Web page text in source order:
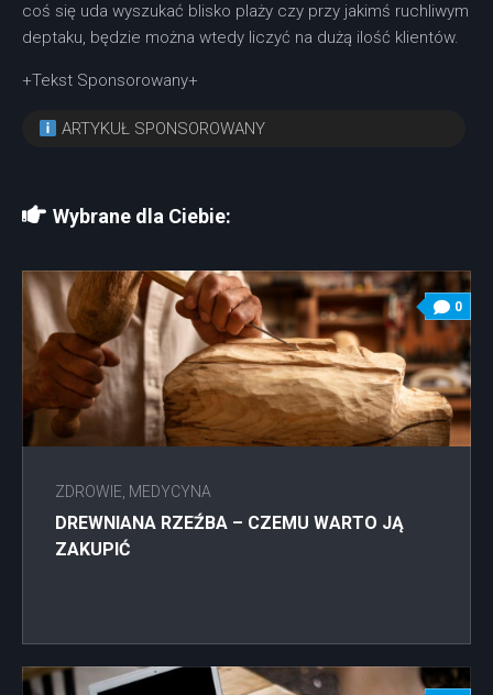
coś się uda wyszukać blisko plaży czy przy jakimś ruchliwym
deptaku, będzie można wtedy liczyć na dużą ilość klientów.
+Tekst Sponsorowany+
ARTYKUŁ SPONSOROWANY
Wybrane dla Ciebie:
0
ZDROWIE, MEDYCYNA
DREWNIANA RZEŹBA – CZEMU WARTO JĄ
ZAKUPIĆ